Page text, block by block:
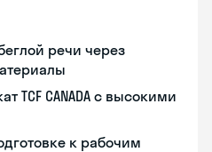
речи через
TCF CANADA с высокими
к рабочим